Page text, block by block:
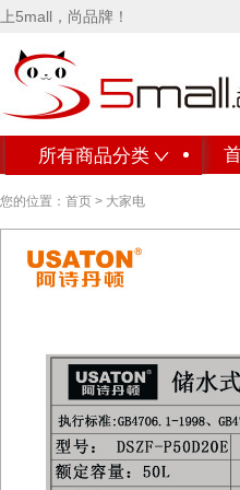
上5mall，尚品牌！
所有商品分类
您的位置： 首页 > 大家电